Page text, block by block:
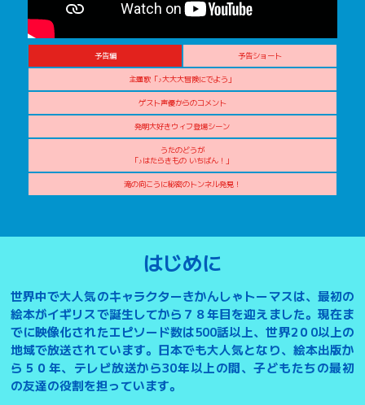
予告編 予告ショート
主題歌「♪大大大冒険にでよう」
ゲスト声優からのコメント
発明大好きウィフ登場シーン
うたのどうが
「♪はたらきもの いちばん！」
滝の向こうに秘密のトンネル発見！
はじめに
世界中で大人気のキャラクターきかんしゃトーマスは、最初の
絵本がイギリスで誕生してから７８年目を迎えました。現在ま
でに映像化されたエピソード数は500話以上、世界2０0以上の
地域で放送されています。日本でも大人気となり、絵本出版か
ら５０年、テレビ放送から30年以上の間、子どもたちの最初
の友達の役割を担っています。